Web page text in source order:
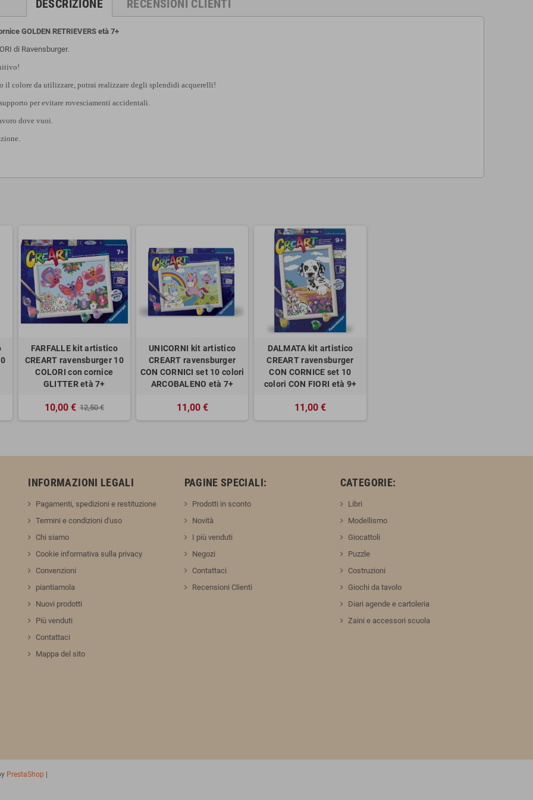
DESCRIZIONE RECENSIONI CLIENTI
GOLDEN RETRIEVERS età 7+
di Ravensburger.
il colore da utilizzare, potrai realizzare degli splendidi acquerelli!
per evitare rovesciamenti accidentali.
dove vuoi.
FARFALLE kit artistico
CREART ravensburger 10
COLORI con cornice
GLITTER età 7+
10,00 € 12,50 €
UNICORNI kit artistico
CREART ravensburger
CON CORNICI set 10 colori
ARCOBALENO età 7+
11,00 €
DALMATA kit artistico
CREART ravensburger
CON CORNICE set 10
colori CON FIORI età 9+
11,00 €
INFORMAZIONI LEGALI
Pagamenti, spedizioni e restituzione
Termini e condizioni d'uso
Chi siamo
Cookie informativa sulla privacy
Convenzioni
piantiamola
Nuovi prodotti
Più venduti
Contattaci
Mappa del sito
PAGINE SPECIALI:
Prodotti in sconto
Novità
I più venduti
Negozi
Contattaci
Recensioni Clienti
CATEGORIE:
Libri
Modellismo
Giocattoli
Puzzle
Costruzioni
Giochi da tavolo
Diari agende e cartoleria
Zaini e accessori scuola
PrestaShop |